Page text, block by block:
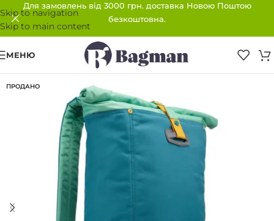
Skip to navigation
Skip to main content
Для замовлень від 3000 грн. доставка Новою Поштою
безкоштовна.
МЕНЮ
ПРОДАНО